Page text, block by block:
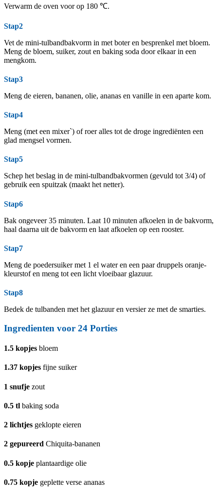
Verwarm de oven voor op 180 ℃.
Stap2
Vet de mini-tulbandbakvorm in met boter en besprenkel met bloem.
Meng de bloem, suiker, zout en baking soda door elkaar in een
mengkom.
Stap3
Meng de eieren, bananen, olie, ananas en vanille in een aparte kom.
Stap4
Meng (met een mixer`) of roer alles tot de droge ingrediënten een
glad mengsel vormen.
Stap5
Schep het beslag in de mini-tulbandbakvormen (gevuld tot 3/4) of
gebruik een spuitzak (maakt het netter).
Stap6
Bak ongeveer 35 minuten. Laat 10 minuten afkoelen in de bakvorm,
haal daarna uit de bakvorm en laat afkoelen op een rooster.
Stap7
Meng de poedersuiker met 1 el water en een paar druppels oranje-
kleurstof en meng tot een licht vloeibaar glazuur.
Stap8
Bedek de tulbanden met het glazuur en versier ze met de smarties.
Ingredienten voor 24 Porties
1.5 kopjes bloem
1.37 kopjes fijne suiker
1 snufje zout
0.5 tl baking soda
2 lichtjes geklopte eieren
2 gepureerd Chiquita-bananen
0.5 kopje plantaardige olie
0.75 kopje geplette verse ananas